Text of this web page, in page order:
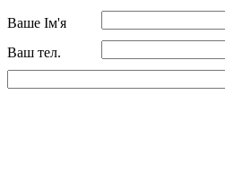
Ваше Ім'я
Ваш тел.